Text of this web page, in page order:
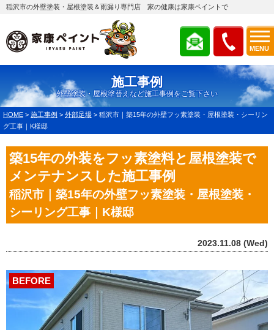
MENU
稲沢市の外壁塗装・屋根塗装＆雨漏り専門店 家の健康は家康ペイントで
施工事例
外壁塗装・屋根塗替えなど施工事例をご覧下さい
HOME > 施工事例 > 外部足場 > 稲沢市｜築15年の外壁フッ素塗装・屋根塗装・シーリン
グ工事｜K様邸
築15年の外装をフッ素塗料と屋根塗装で
メンテナンスした施工事例
稲沢市｜築15年の外壁フッ素塗装・屋根塗装・
シーリング工事｜K様邸
2023.11.08 (Wed)
BEFORE